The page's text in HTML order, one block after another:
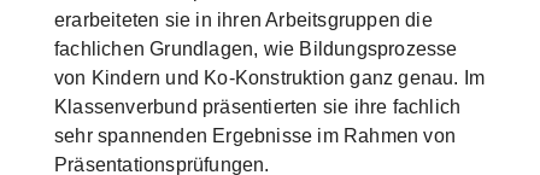
erarbeiteten sie in ihren Arbeitsgruppen die
fachlichen Grundlagen, wie Bildungsprozesse
von Kindern und Ko-Konstruktion ganz genau. Im
Klassenverbund präsentierten sie ihre fachlich
sehr spannenden Ergebnisse im Rahmen von
Präsentationsprüfungen.